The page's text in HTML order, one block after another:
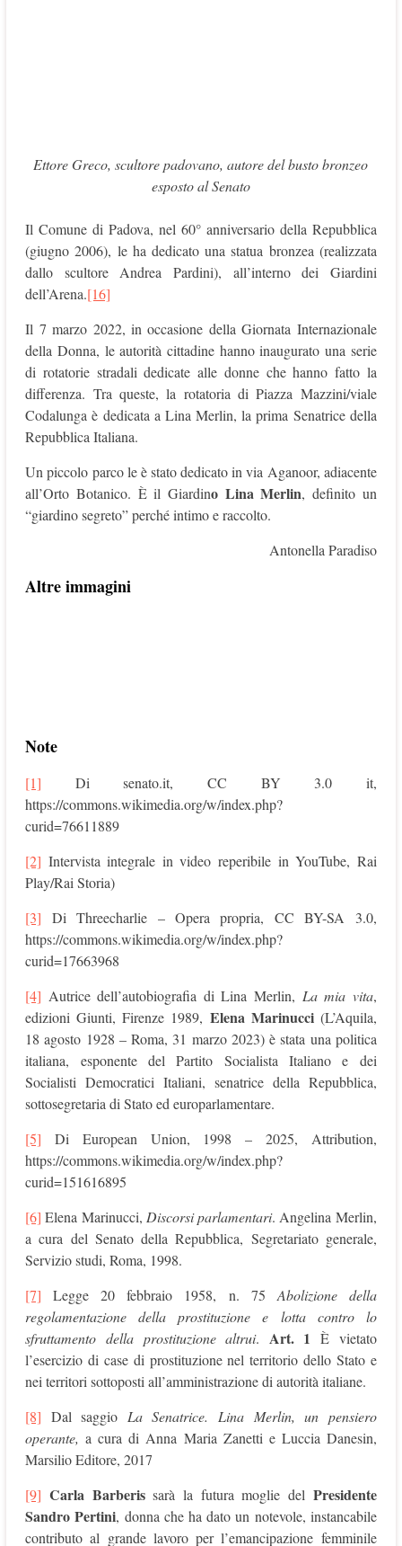
Ettore Greco, scultore padovano, autore del busto bronzeo
esposto al Senato
Il Comune di Padova, nel 60° anniversario della Repubblica
(giugno 2006), le ha dedicato una statua bronzea (realizzata
dallo scultore Andrea Pardini), all’interno dei Giardini
dell’Arena.[16]
Il 7 marzo 2022, in occasione della Giornata Internazionale
della Donna, le autorità cittadine hanno inaugurato una serie
di rotatorie stradali dedicate alle donne che hanno fatto la
differenza. Tra queste, la rotatoria di Piazza Mazzini/viale
Codalunga è dedicata a Lina Merlin, la prima Senatrice della
Repubblica Italiana.
Un piccolo parco le è stato dedicato in via Aganoor, adiacente
all’Orto Botanico. È il Giardino Lina Merlin, definito un
“giardino segreto” perché intimo e raccolto.
Antonella Paradiso
Altre immagini
Note
[1] Di senato.it, CC BY 3.0 it,
https://commons.wikimedia.org/w/index.php?
curid=76611889
[2] Intervista integrale in video reperibile in YouTube, Rai
Play/Rai Storia)
[3] Di Threecharlie – Opera propria, CC BY-SA 3.0,
https://commons.wikimedia.org/w/index.php?
curid=17663968
[4] Autrice dell’autobiografia di Lina Merlin, La mia vita,
edizioni Giunti, Firenze 1989, Elena Marinucci(L’Aquila,
18 agosto 1928 – Roma, 31 marzo 2023) è stata una politica
italiana, esponente del Partito Socialista Italiano e dei
Socialisti Democratici Italiani, senatrice della Repubblica,
sottosegretaria di Stato ed europarlamentare.
[5] Di European Union, 1998 – 2025, Attribution,
https://commons.wikimedia.org/w/index.php?
curid=151616895
[6] Elena Marinucci, Discorsi parlamentari. Angelina Merlin,
a cura del Senato della Repubblica, Segretariato generale,
Servizio studi, Roma, 1998.
[7] Legge 20 febbraio 1958, n. 75 Abolizione della
regolamentazione della prostituzione e lotta contro lo
sfruttamento della prostituzione altrui. Art. 1È vietato
l’esercizio di case di prostituzione nel territorio dello Stato e
nei territori sottoposti all’amministrazione di autorità italiane.
[8] Dal saggio La Senatrice. Lina Merlin, un pensiero
operante,a cura di Anna Maria Zanetti e Luccia Danesin,
Marsilio Editore, 2017
[9] Carla Barberissarà la futura moglie del Presidente
Sandro Pertini, donna che ha dato un notevole, instancabile
contributo al grande lavoro per l’emancipazione femminile